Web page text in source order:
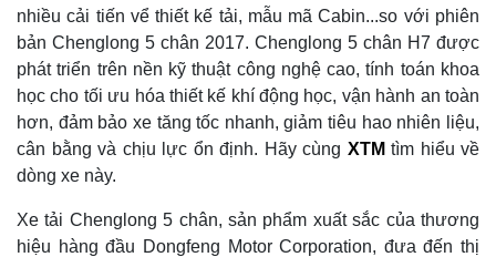
nhiều cải tiến vể thiết kế tải, mẫu mã Cabin...so với phiên
bản Chenglong 5 chân 2017. Chenglong 5 chân H7 được
phát triển trên nền kỹ thuật công nghệ cao, tính toán khoa
học cho tối ưu hóa thiết kế khí động học, vận hành an toàn
hơn, đảm bảo xe tăng tốc nhanh, giảm tiêu hao nhiên liệu,
cân bằng và chịu lực ổn định. Hãy cùng XTM tìm hiểu về
dòng xe này.
Xe tải Chenglong 5 chân, sản phẩm xuất sắc của thương
hiệu hàng đầu Dongfeng Motor Corporation, đưa đến thị